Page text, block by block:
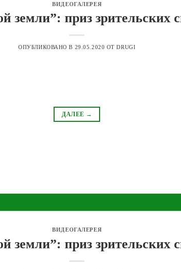
ВИДЕОГАЛЕРЕЯ
земли”: приз зрительских
ОПУБЛИКОВАНО В 29.05.2020 ОТDRUGI
ДАЛЕЕ →
ВИДЕОГАЛЕРЕЯ
земли”: приз зрительских